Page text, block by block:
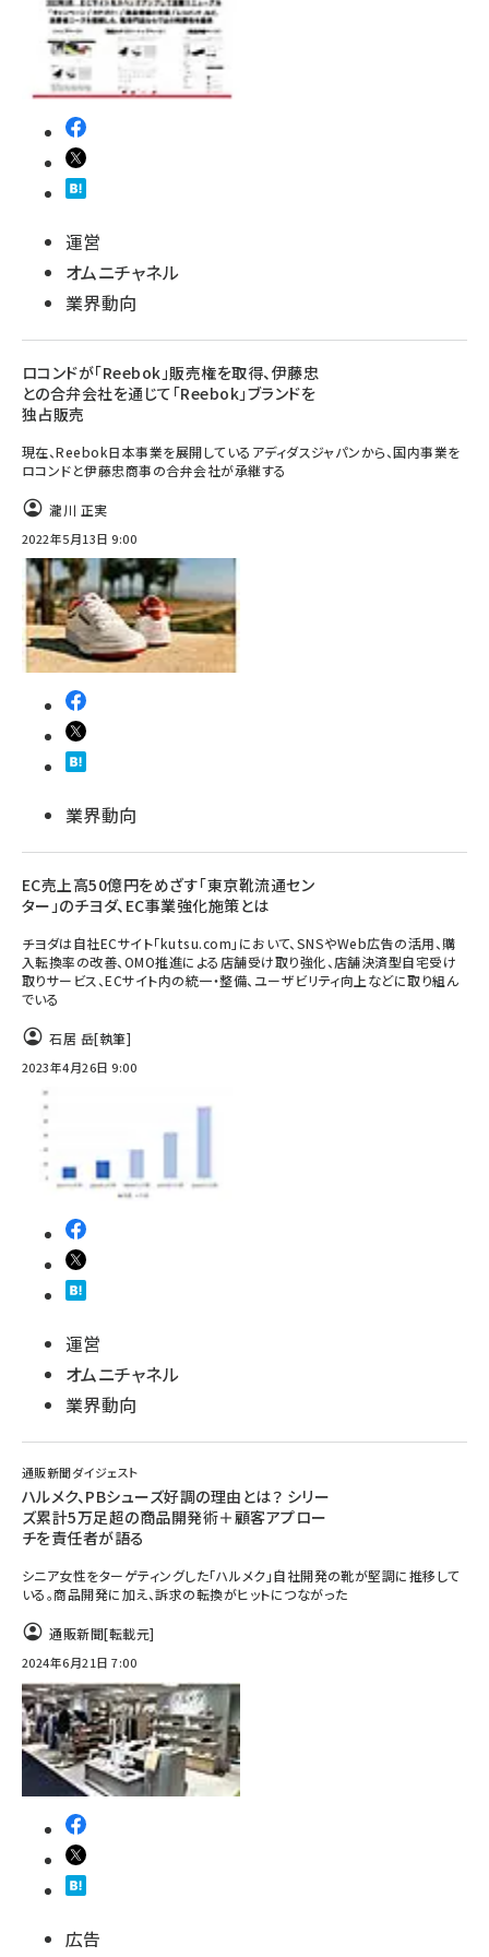
運営
オムニチャネル
業界動向
ロコンドが「Reebok」販売権を取得、伊藤忠
との合弁会社を通じて「Reebok」ブランドを
独占販売
現在、Reebok日本事業を展開しているアディダスジャパンから、国内事業を
ロコンドと伊藤忠商事の合弁会社が承継する
瀧川 正実
2022年5月13日 9:00
業界動向
EC売上高50億円をめざす「東京靴流通セン
ター」のチヨダ、EC事業強化施策とは
チヨダは自社ECサイト「kutsu.com」において、SNSやWeb広告の活用、購
入転換率の改善、OMO推進による店舗受け取り強化、店舗決済型自宅受け
取りサービス、ECサイト内の統一・整備、ユーザビリティ向上などに取り組ん
でいる
石居 岳[執筆]
2023年4月26日 9:00
運営
オムニチャネル
業界動向
通販新聞ダイジェスト
ハルメク、PBシューズ好調の理由とは？ シリー
ズ累計5万足超の商品開発術＋顧客アプロー
チを責任者が語る
シニア女性をターゲティングした「ハルメク」自社開発の靴が堅調に推移して
いる。商品開発に加え、訴求の転換がヒットにつながった
通販新聞[転載元]
2024年6月21日 7:00
広告